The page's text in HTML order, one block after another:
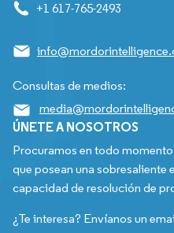
+1 617-765-2493
Consultas de medios:
ÚNETE A NOSOTROS
Procuramos en todo
que posean una sobresaliente
capacidad de resolución de
¿Te interesa? Envíanos un